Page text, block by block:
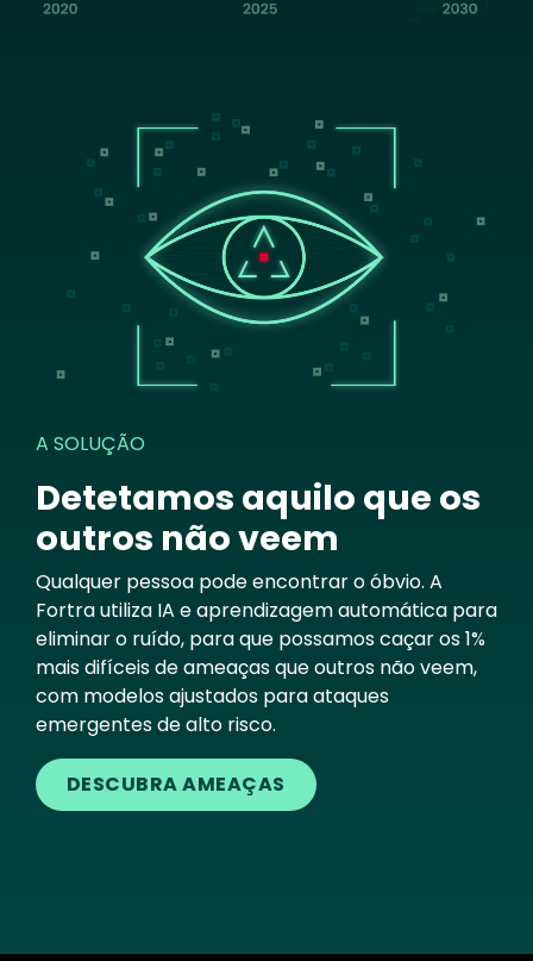
A SOLUÇÃO
Detetamos aquilo que os
outros não veem
Qualquer pessoa pode encontrar o óbvio. A
Fortra utiliza IA e aprendizagem automática para
eliminar o ruído, para que possamos caçar os 1%
mais difíceis de ameaças que outros não veem,
com modelos ajustados para ataques
emergentes de alto risco.
DESCUBRA AMEAÇAS